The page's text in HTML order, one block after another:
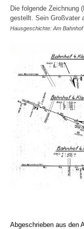
Die folgende Zeichnung
gestellt. Sein Großvater
Hausgeschichte: Am Bahnhof
Abgeschrieben aus den